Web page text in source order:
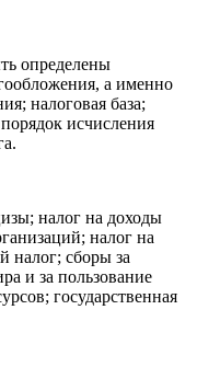
определены
а именно
налоговая база;
исчисления
налог на доходы
налог на
налог; сборы за
и за пользование
государственная